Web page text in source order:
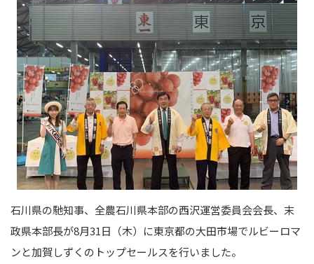
石川県の馳知事、全農石川県本部の西沢運営委員会会長、末
政県本部長が8月31日（木）に東京都の大田市場でルビーロマ
ンと加賀しずくのトップセールスを行いました。